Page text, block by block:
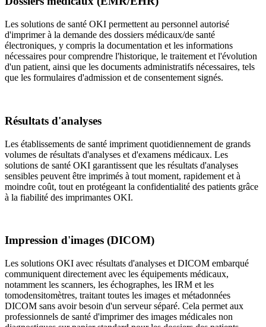
Les solutions de santé OKI permettent au personnel autorisé
d'imprimer à la demande des dossiers médicaux/de santé
électroniques, y compris la documentation et les informations
nécessaires pour comprendre l'historique, le traitement et l'évolution
d'un patient, ainsi que les documents administratifs nécessaires, tels
que les formulaires d'admission et de consentement signés.
Résultats d'analyses
Les établissements de santé impriment quotidiennement de grands
volumes de résultats d'analyses et d'examens médicaux. Les
solutions de santé OKI garantissent que les résultats d'analyses
sensibles peuvent être imprimés à tout moment, rapidement et à
moindre coût, tout en protégeant la confidentialité des patients grâce
à la fiabilité des imprimantes OKI.
Impression d'images (DICOM)
Les solutions OKI avec résultats d'analyses et DICOM embarqué
communiquent directement avec les équipements médicaux,
notamment les scanners, les échographes, les IRM et les
tomodensitomètres, traitant toutes les images et métadonnées
DICOM sans avoir besoin d'un serveur séparé. Cela permet aux
professionnels de santé d'imprimer des images médicales non